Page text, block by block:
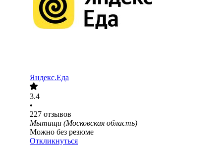
Яндекс.Еда
3.4
•
227 отзывов
Мытищи (Московская область)
Можно без резюме
Откликнуться